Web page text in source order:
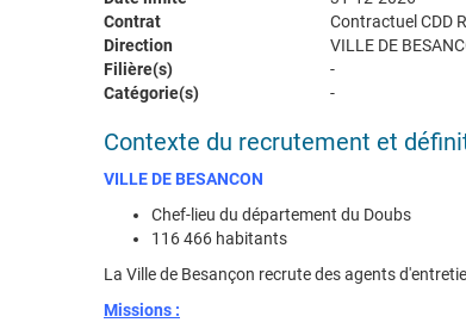
Contrat
Contractuel CDD
Direction
VILLE DE
Filière(s)
-
Catégorie(s)
-
Contexte du recrutement et
VILLE DE BESANCON
Chef-lieu du département du Doubs
116 466 habitants
La Ville de Besançon recrute des agents
Missions :